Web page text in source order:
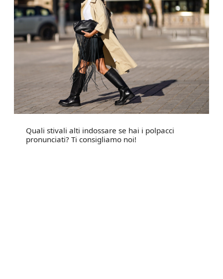
Quali stivali alti indossare se hai i polpacci
pronunciati? Ti consigliamo noi!